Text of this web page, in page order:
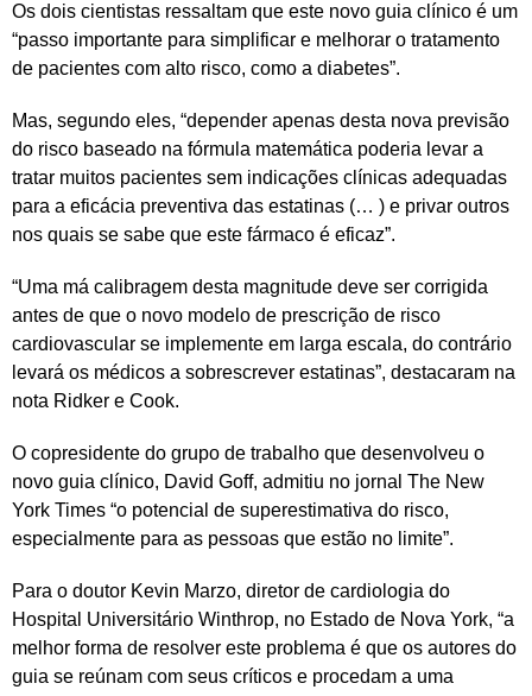
Os dois cientistas ressaltam que este novo guia clínico é um
“passo importante para simplificar e melhorar o tratamento
de pacientes com alto risco, como a diabetes”.
Mas, segundo eles, “depender apenas desta nova previsão
do risco baseado na fórmula matemática poderia levar a
tratar muitos pacientes sem indicações clínicas adequadas
para a eficácia preventiva das estatinas (… ) e privar outros
nos quais se sabe que este fármaco é eficaz”.
“Uma má calibragem desta magnitude deve ser corrigida
antes de que o novo modelo de prescrição de risco
cardiovascular se implemente em larga escala, do contrário
levará os médicos a sobrescrever estatinas”, destacaram na
nota Ridker e Cook.
O copresidente do grupo de trabalho que desenvolveu o
novo guia clínico, David Goff, admitiu no jornal The New
York Times “o potencial de superestimativa do risco,
especialmente para as pessoas que estão no limite”.
Para o doutor Kevin Marzo, diretor de cardiologia do
Hospital Universitário Winthrop, no Estado de Nova York, “a
melhor forma de resolver este problema é que os autores do
guia se reúnam com seus críticos e procedam a uma